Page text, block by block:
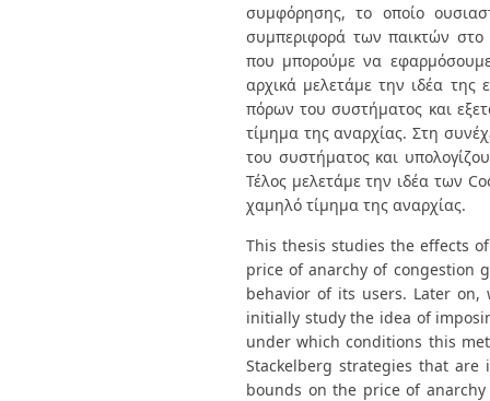
συμφόρησης, το οποίο
συμπεριφορά των παικτών στο
που μπορούμε να
αρχικά μελετάμε την ιδέα της
πόρων του συστήματος και
τίμημα της αναρχίας. Στη
του συστήματος και
Τέλος μελετάμε την ιδέα των
χαμηλό τίμημα της αναρχίας.
This thesis studies the effects
price of anarchy of congestion
behavior of its users. Later
initially study the idea of
under which conditions this
Stackelberg strategies that
bounds on the price of